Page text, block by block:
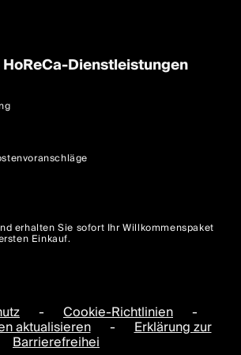
Dienstleistungen
erhalten Sie sofort Ihr Willkommenspaket
Einkauf.
- Cookie-Richtlinien -
aktualisieren - Erklärung zur
Barrierefreihei